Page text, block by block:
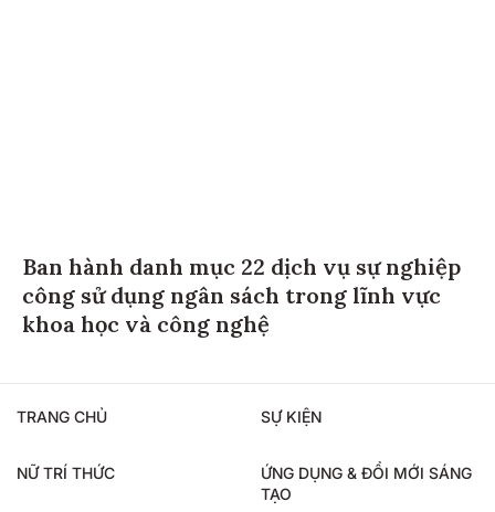
Ban hành danh mục 22 dịch vụ sự nghiệp
công sử dụng ngân sách trong lĩnh vực
khoa học và công nghệ
TRANG CHỦ SỰ KIỆN
NỮ TRÍ THỨC
ỨNG DỤNG & ĐỔI MỚI SÁNG
TẠO